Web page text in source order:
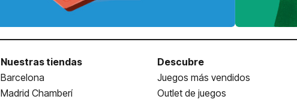
Nuestras tiendas
Barcelona
Madrid Chamberí
Descubre
Juegos más vendidos
Outlet de juegos